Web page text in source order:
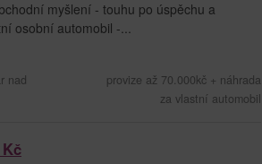
myšlení - touhu po úspěchu a
osobní automobil -...
nad
provize až 70.000kč + náhrada
za vlastní automobil